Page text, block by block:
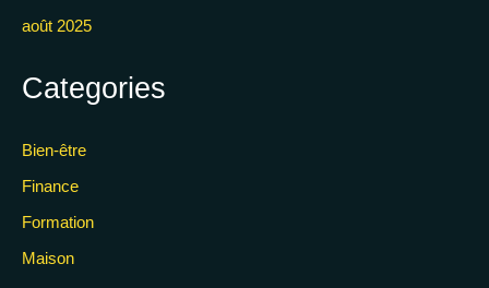
août 2025
Categories
Bien-être
Finance
Formation
Maison